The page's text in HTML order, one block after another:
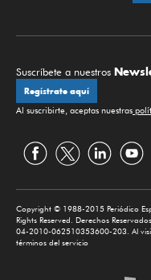
Suscríbete a nuestros
Regístrate aquí
Al suscribirte, aceptas nuestras
Copyright © 1988-2015 Periódico
Rights Reserved. Derechos
04-2010-062510353600-203. Al
términos del servicio